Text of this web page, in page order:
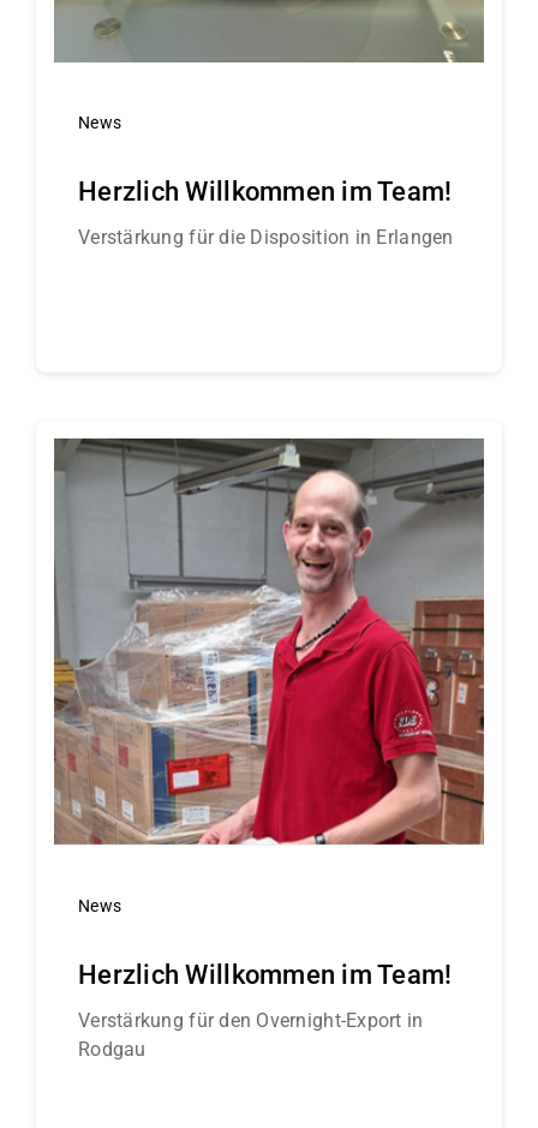
News
Herzlich Willkommen im Team!
Verstärkung für die Disposition in Erlangen
News
Herzlich Willkommen im Team!
Verstärkung für den Overnight-Export in
Rodgau